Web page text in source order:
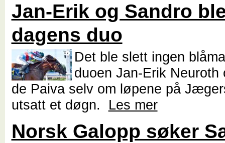
Jan-Erik og Sandro
dagens duo
Det ble slett ingen
duoen Jan-Erik Neuroth
de Paiva selv om løpene på
utsatt et døgn. Les mer
Norsk Galopp søker